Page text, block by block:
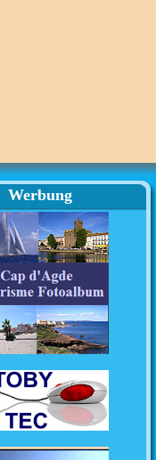
Werbung